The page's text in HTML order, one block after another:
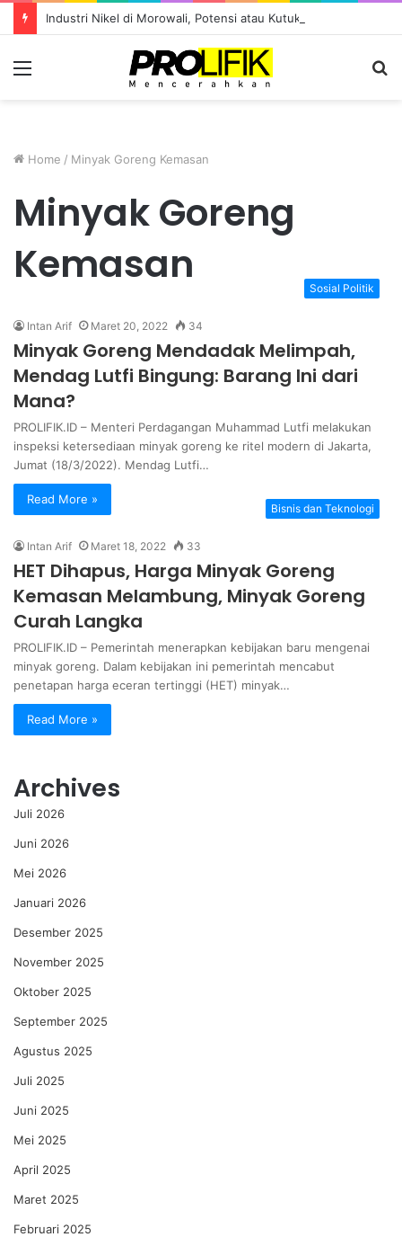
Home / Minyak Goreng Kemasan
Minyak Goreng
Kemasan
Sosial Politik
Intan Arif Maret 20, 2022 34
Minyak Goreng Mendadak Melimpah,
Mendag Lutfi Bingung: Barang Ini dari
Mana?
PROLIFIK.ID – Menteri Perdagangan Muhammad Lutfi melakukan
inspeksi ketersediaan minyak goreng ke ritel modern di Jakarta,
Jumat (18/3/2022). Mendag Lutfi…
Read More »
Bisnis dan Teknologi
Intan Arif Maret 18, 2022 33
HET Dihapus, Harga Minyak Goreng
Kemasan Melambung, Minyak Goreng
Curah Langka
PROLIFIK.ID – Pemerintah menerapkan kebijakan baru mengenai
minyak goreng. Dalam kebijakan ini pemerintah mencabut
penetapan harga eceran tertinggi (HET) minyak…
Read More »
Archives
Juli 2026
Juni 2026
Mei 2026
Januari 2026
Desember 2025
November 2025
Oktober 2025
September 2025
Agustus 2025
Juli 2025
Juni 2025
Mei 2025
April 2025
Maret 2025
Februari 2025